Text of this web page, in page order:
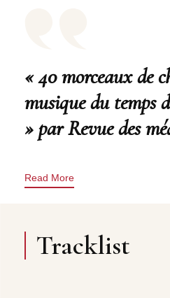
« 40 morceaux de
musique du temps
» par Revue des
Read More
Tracklist